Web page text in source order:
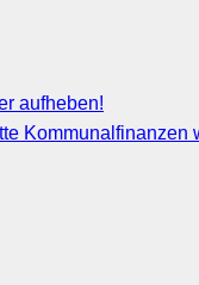
aufheben!
Kommunalfinanzen